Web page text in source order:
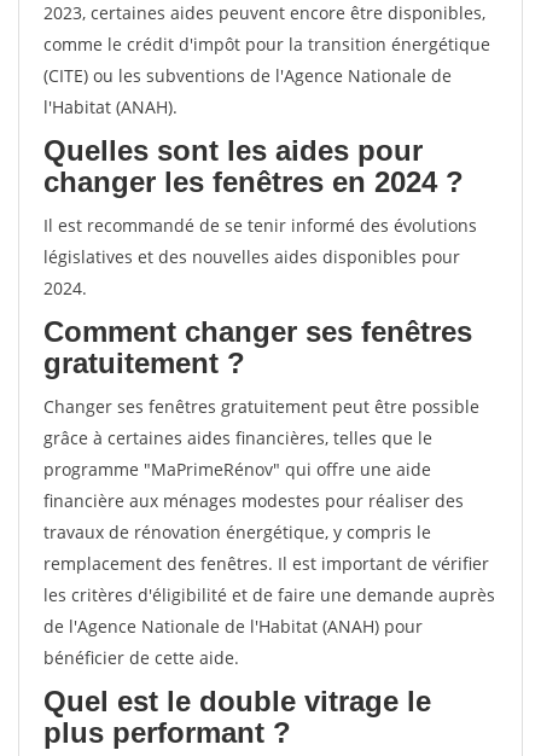
2023, certaines aides peuvent encore être disponibles,
comme le crédit d'impôt pour la transition énergétique
(CITE) ou les subventions de l'Agence Nationale de
l'Habitat (ANAH).
Quelles sont les aides pour
changer les fenêtres en 2024 ?
Il est recommandé de se tenir informé des évolutions
législatives et des nouvelles aides disponibles pour
2024.
Comment changer ses fenêtres
gratuitement ?
Changer ses fenêtres gratuitement peut être possible
grâce à certaines aides financières, telles que le
programme "MaPrimeRénov" qui offre une aide
financière aux ménages modestes pour réaliser des
travaux de rénovation énergétique, y compris le
remplacement des fenêtres. Il est important de vérifier
les critères d'éligibilité et de faire une demande auprès
de l'Agence Nationale de l'Habitat (ANAH) pour
bénéficier de cette aide.
Quel est le double vitrage le
plus performant ?